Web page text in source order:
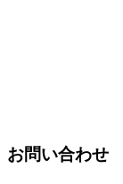
お問い合わせ